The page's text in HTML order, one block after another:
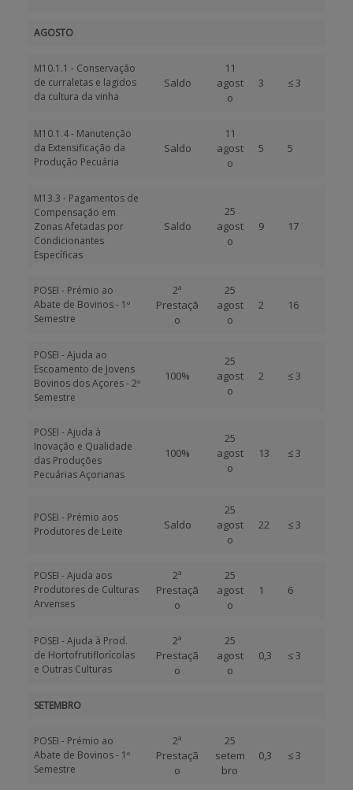
AGOSTO
M10.1.1 - Conservação
de curraletas e lagidos
da cultura da vinha
Saldo
11
agost
o
3 ≤ 3
M10.1.4 - Manutenção
da Extensificação da
Produção Pecuária
Saldo
11
agost
o
5 5
M13.3 - Pagamentos de
Compensação em
Zonas Afetadas por
Condicionantes
Específicas
Saldo
25
agost
o
9 17
POSEI - Prémio ao
Abate de Bovinos - 1º
Semestre
2ª
Prestaçã
o
25
agost
o
2 16
POSEI - Ajuda ao
Escoamento de Jovens
Bovinos dos Açores - 2º
Semestre
100%
25
agost
o
2 ≤ 3
POSEI - Ajuda à
Inovação e Qualidade
das Produções
Pecuárias Açorianas
100%
25
agost
o
13 ≤ 3
POSEI - Prémio aos
Produtores de Leite
Saldo
25
agost
o
22 ≤ 3
POSEI - Ajuda aos
Produtores de Culturas
Arvenses
2ª
Prestaçã
o
25
agost
o
1 6
POSEI - Ajuda à Prod.
de Hortofrutiflorícolas
e Outras Culturas
2ª
Prestaçã
o
25
agost
o
0,3 ≤ 3
SETEMBRO
POSEI - Prémio ao
Abate de Bovinos - 1º
Semestre
2ª
Prestaçã
o
25
setem
bro
0,3 ≤ 3